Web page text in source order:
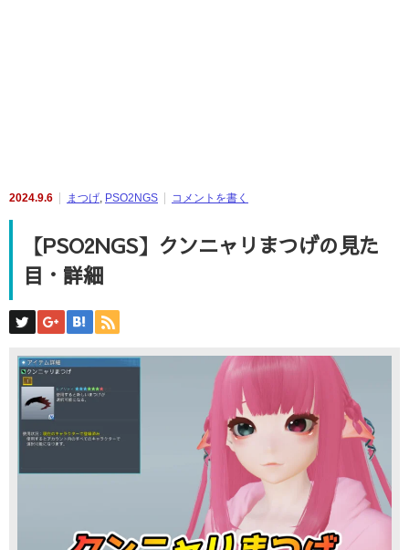
2024.9.6 まつげ, PSO2NGS コメントを書く
【PSO2NGS】クンニャリまつげの見た
目・詳細